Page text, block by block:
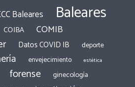
Baleares Baleares
COIBA COMIB
Datos COVID IB
deporte
envejecimiento estética
forense ginecología